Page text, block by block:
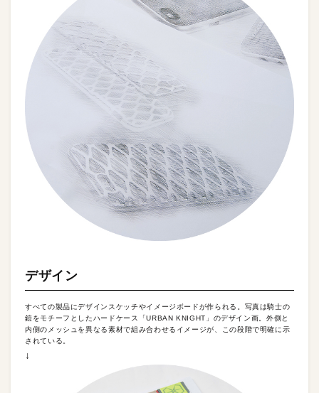
デザイン
すべての製品にデザインスケッチやイメージボードが作られる。写真は騎士の
鎧をモチーフとしたハードケース「URBAN KNIGHT」のデザイン画。外側と
内側のメッシュを異なる素材で組み合わせるイメージが、この段階で明確に示
されている。
↓